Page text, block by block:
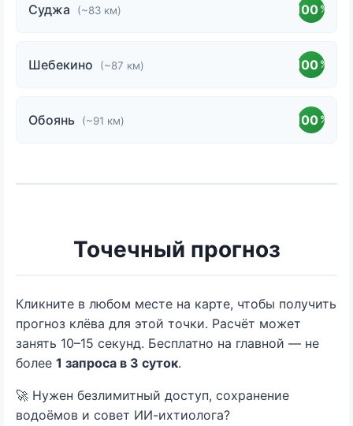
Суджа (~83 км) 100 %
Шебекино (~87 км) 100 %
Обоянь (~91 км) 100 %
Точечный прогноз
Кликните в любом месте на карте, чтобы получить
прогноз клёва для этой точки. Расчёт может
занять 10–15 секунд. Бесплатно на главной — не
более 1 запроса в 3 суток.
🚀 Нужен безлимитный доступ, сохранение
водоёмов и совет ИИ-ихтиолога?